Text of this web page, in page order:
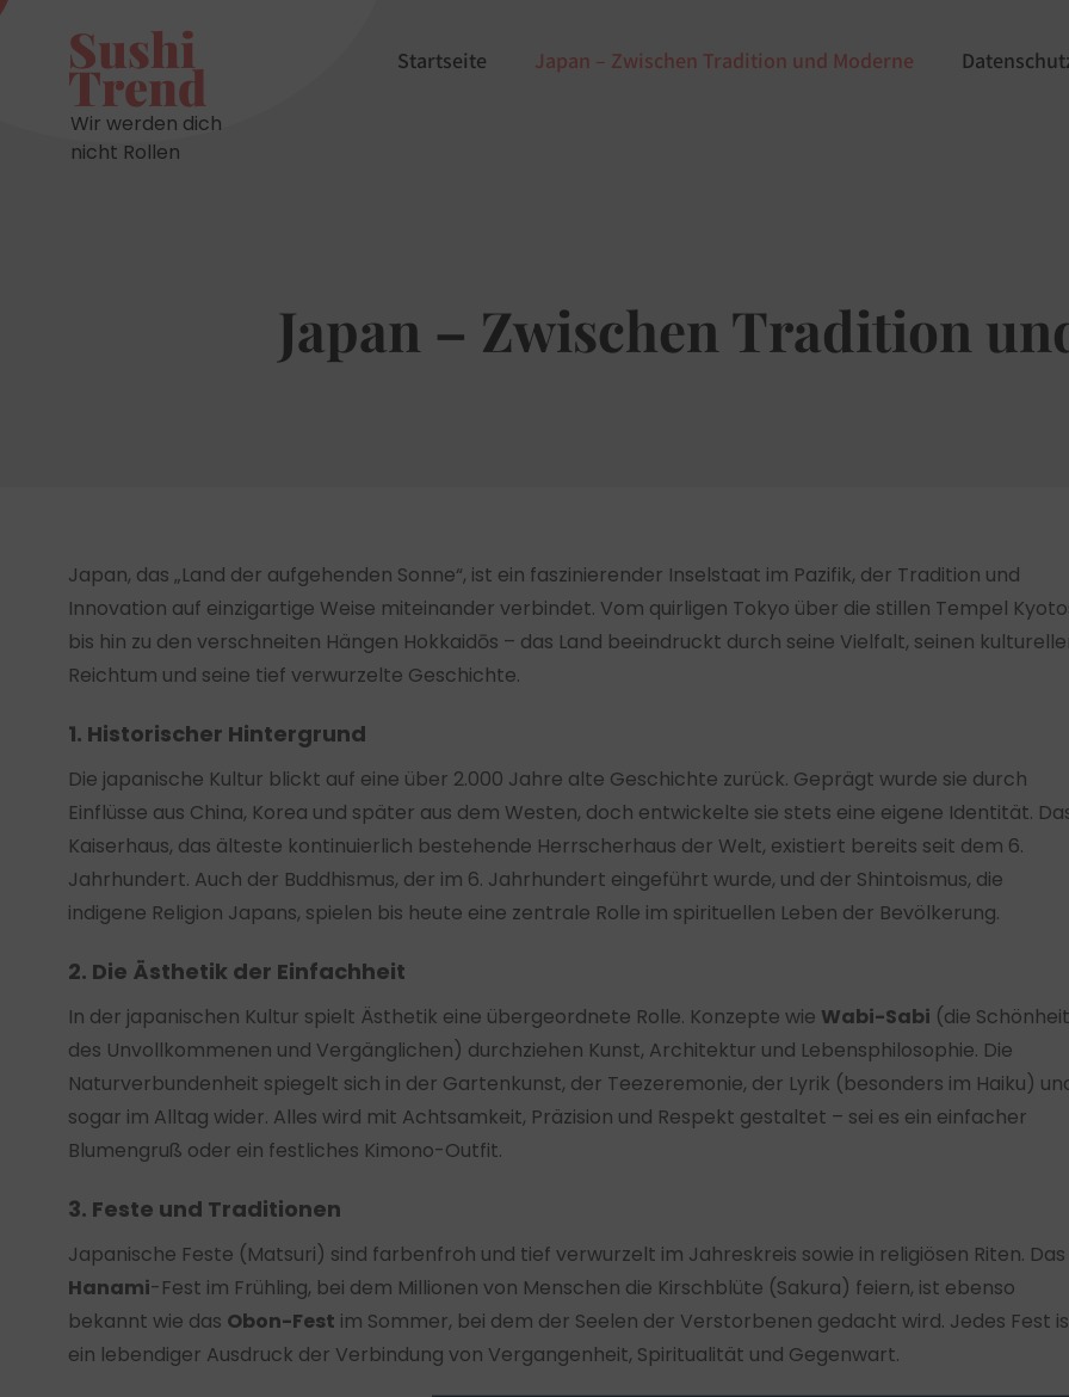
Skip
contentSushi
Trend
Wir werden dich
nicht Rollen
Startseite Japan – Zwischen Tradition und Moderne
Japan – Zwischen Tradition
Japan, das „Land der aufgehenden Sonne“, ist ein faszinierender Inselstaat im Pazifik, der Tradition und
Innovation auf einzigartige Weise miteinander verbindet. Vom quirligen Tokyo über die stillen Tempel
bis hin zu den verschneiten Hängen Hokkaidōs – das Land beeindruckt durch seine Vielfalt, seinen
Reichtum und seine tief verwurzelte Geschichte.
1. Historischer Hintergrund
Die japanische Kultur blickt auf eine über 2.000 Jahre alte Geschichte zurück. Geprägt wurde sie durch
Einflüsse aus China, Korea und später aus dem Westen, doch entwickelte sie stets eine eigene Identität.
Kaiserhaus, das älteste kontinuierlich bestehende Herrscherhaus der Welt, existiert bereits seit dem 6.
Jahrhundert. Auch der Buddhismus, der im 6. Jahrhundert eingeführt wurde, und der Shintoismus, die
indigene Religion Japans, spielen bis heute eine zentrale Rolle im spirituellen Leben der Bevölkerung.
2. Die Ästhetik der Einfachheit
In der japanischen Kultur spielt Ästhetik eine übergeordnete Rolle. Konzepte wie Wabi-Sabi (die Schönheit
des Unvollkommenen und Vergänglichen) durchziehen Kunst, Architektur und Lebensphilosophie. Die
Naturverbundenheit spiegelt sich in der Gartenkunst, der Teezeremonie, der Lyrik (besonders im Haiku)
sogar im Alltag wider. Alles wird mit Achtsamkeit, Präzision und Respekt gestaltet – sei es ein einfacher
Blumengruß oder ein festliches Kimono-Outfit.
3. Feste und Traditionen
Japanische Feste (Matsuri) sind farbenfroh und tief verwurzelt im Jahreskreis sowie in religiösen Riten. Das
Hanami-Fest im Frühling, bei dem Millionen von Menschen die Kirschblüte (Sakura) feiern, ist ebenso
bekannt wie das Obon-Fest im Sommer, bei dem der Seelen der Verstorbenen gedacht wird. Jedes Fest
ein lebendiger Ausdruck der Verbindung von Vergangenheit, Spiritualität und Gegenwart.